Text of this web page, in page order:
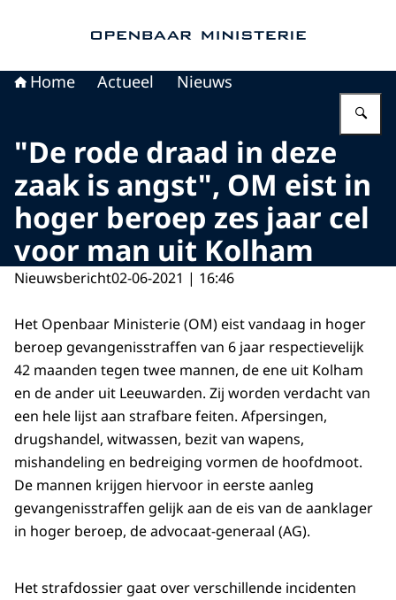
Home Actueel Nieuws
"De rode draad in deze
zaak is angst", OM eist in
hoger beroep zes jaar cel
voor man uit Kolham
Nieuwsbericht02-06-2021 | 16:46
Het Openbaar Ministerie (OM) eist vandaag in hoger
beroep gevangenisstraffen van 6 jaar respectievelijk
42 maanden tegen twee mannen, de ene uit Kolham
en de ander uit Leeuwarden. Zij worden verdacht van
een hele lijst aan strafbare feiten. Afpersingen,
drugshandel, witwassen, bezit van wapens,
mishandeling en bedreiging vormen de hoofdmoot.
De mannen krijgen hiervoor in eerste aanleg
gevangenisstraffen gelijk aan de eis van de aanklager
in hoger beroep, de advocaat-generaal (AG).
Het strafdossier gaat over verschillende incidenten